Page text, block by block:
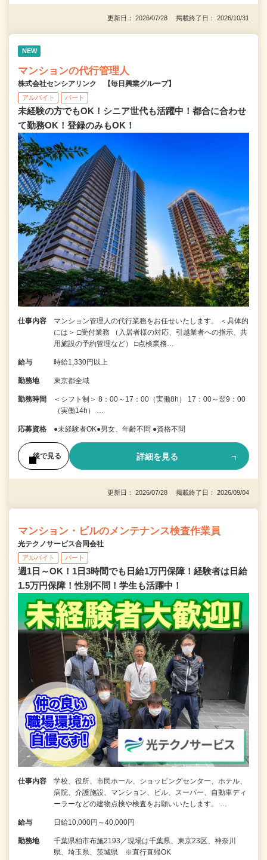
更新日： 2026/07/28 掲載終了日： 2026/10/31
NEW
マンションの代行管理人
株式会社センシアリンク 【毎日興業グループ】
アルバイト パート
未経験の方でもOK！シニア世代も活躍中！都合に合わせ
て勤務OK！登録のみもOK！
仕事内容
マンション管理人の代行業務をお任せいたします。 ＜具体的
には＞ □受付業務 （入居者様の対応、引越業者への指示、共
用施設の予約管理など） □点検業務…
給与 時給1,330円以上
勤務地 東京都全域
勤務時間
＜シフト制＞ 8：00～17：00（実働8h） 17：00～翌9：00
（実働14h） …
応募資格 ●未経験者OK●男女、年齢不問 ●資格不問
後で見る 詳細を見る
更新日： 2026/07/28 掲載終了日： 2026/09/04
マンション・ビルのメンテナンス検査作業員
光テクノサービス合同会社
アルバイト パート
週1日～OK！1日3時間でも日給1万円保障！経験者は日給
1.5万円保障！性別不問！学生も活躍中！
仕事内容
学校、役所、市民ホール、ショッピングセンター、ホテル、
病院、介護施設、マンション、ビル、スーパー、自動車ディ
ーラーなどの建物点検や検査をお願いいたします。 …
給与 日給10,000円～40,000円
勤務地
千葉県柏市布施2193／現場は千葉県、東京23区、神奈川
県、埼玉県、茨城県 ※直行直帰OK